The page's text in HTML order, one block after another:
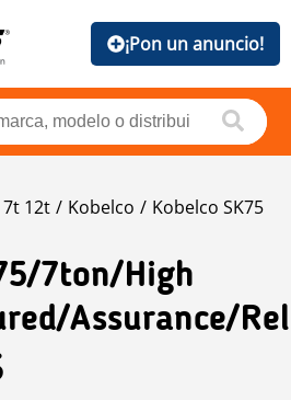
¡Pon un anuncio!
7t 12t Kobelco Kobelco SK75
7ton/High
assurance/